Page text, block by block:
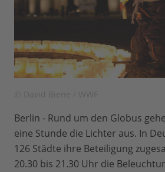
Berlin - Rund um den Globus
eine Stunde die Lichter aus. In
126 Städte ihre Beteiligung
20.30 bis 21.30 Uhr die